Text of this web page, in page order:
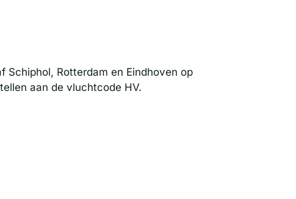
Rotterdam en Eindhoven op
aan de vluchtcode HV.